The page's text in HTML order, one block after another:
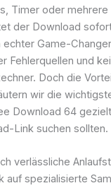
Timer oder mehrere
der Download
echter Game-
Fehlerquellen und
Doch die
wir die
Download 64
Link suchen sollten.
verlässliche
auf spezialisierte